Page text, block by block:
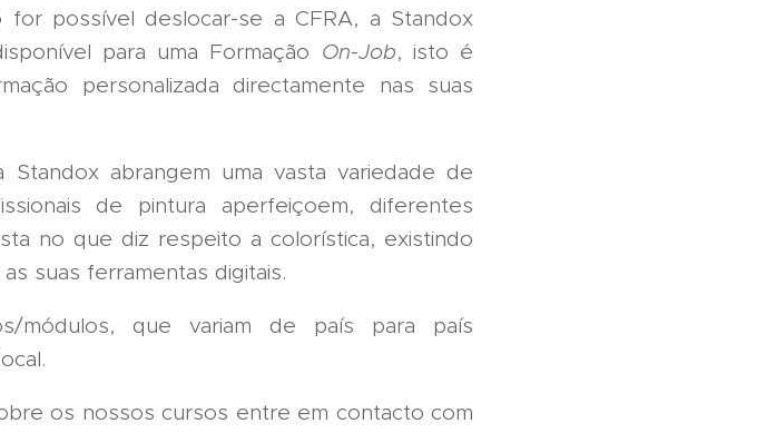
possível deslocar-se a CFRA, a Standox
para uma Formação On-Job, isto é
personalizada directamente nas suas
abrangem uma vasta variedade de
de pintura aperfeiçoem, diferentes
no que diz respeito a colorística, existindo
suas ferramentas digitais.
módulos, que variam de país para país
os nossos cursos entre em contacto com